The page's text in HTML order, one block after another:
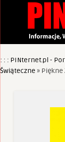
: : : PINternet.pl -
Świąteczne » Piękne